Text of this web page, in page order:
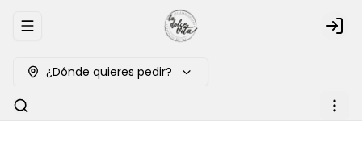
Abrir menu de navegación Login
¿Dónde quieres pedir?